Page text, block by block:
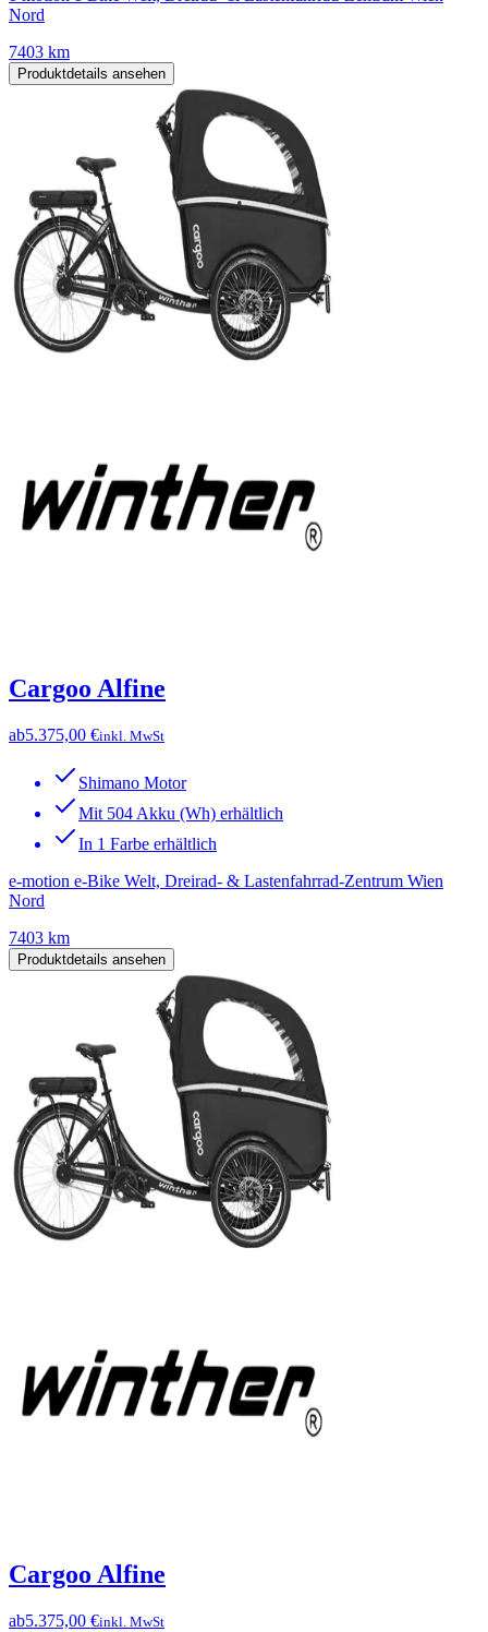
Nord
7403 km
Produktdetails ansehen
Cargoo Alfine
ab5.375,00 €inkl. MwSt
Shimano Motor
Mit 504 Akku (Wh) erhältlich
In 1 Farbe erhältlich
e-motion e-Bike Welt, Dreirad- & Lastenfahrrad-Zentrum Wien
Nord
7403 km
Produktdetails ansehen
Cargoo Alfine
ab5.375,00 €inkl. MwSt